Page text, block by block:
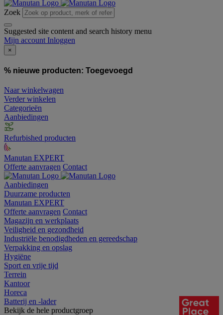
Zoek
Suggested site content and search history menu
Mijn account Inloggen
×
% nieuwe producten: Toegevoegd
Naar winkelwagen
Verder winkelen
Categorieën
Aanbiedingen
Refurbished producten
Manutan EXPERT
Offerte aanvragen Contact
Aanbiedingen
Duurzame producten
Manutan EXPERT
Offerte aanvragen Contact
Magazijn en werkplaats
Veiligheid en gezondheid
Industriële benodigdheden en gereedschap
Verpakking en opslag
Hygiëne
Sport en vrije tijd
Terrein
Kantoor
Horeca
Batterij en -lader
Bekijk de hele productgroep